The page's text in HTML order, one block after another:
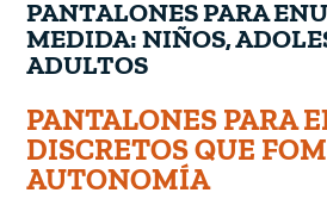
PANTALONES PARA
MEDIDA: NIÑOS,
ADULTOS
PANTALONES PARA
DISCRETOS QUE
AUTONOMÍA